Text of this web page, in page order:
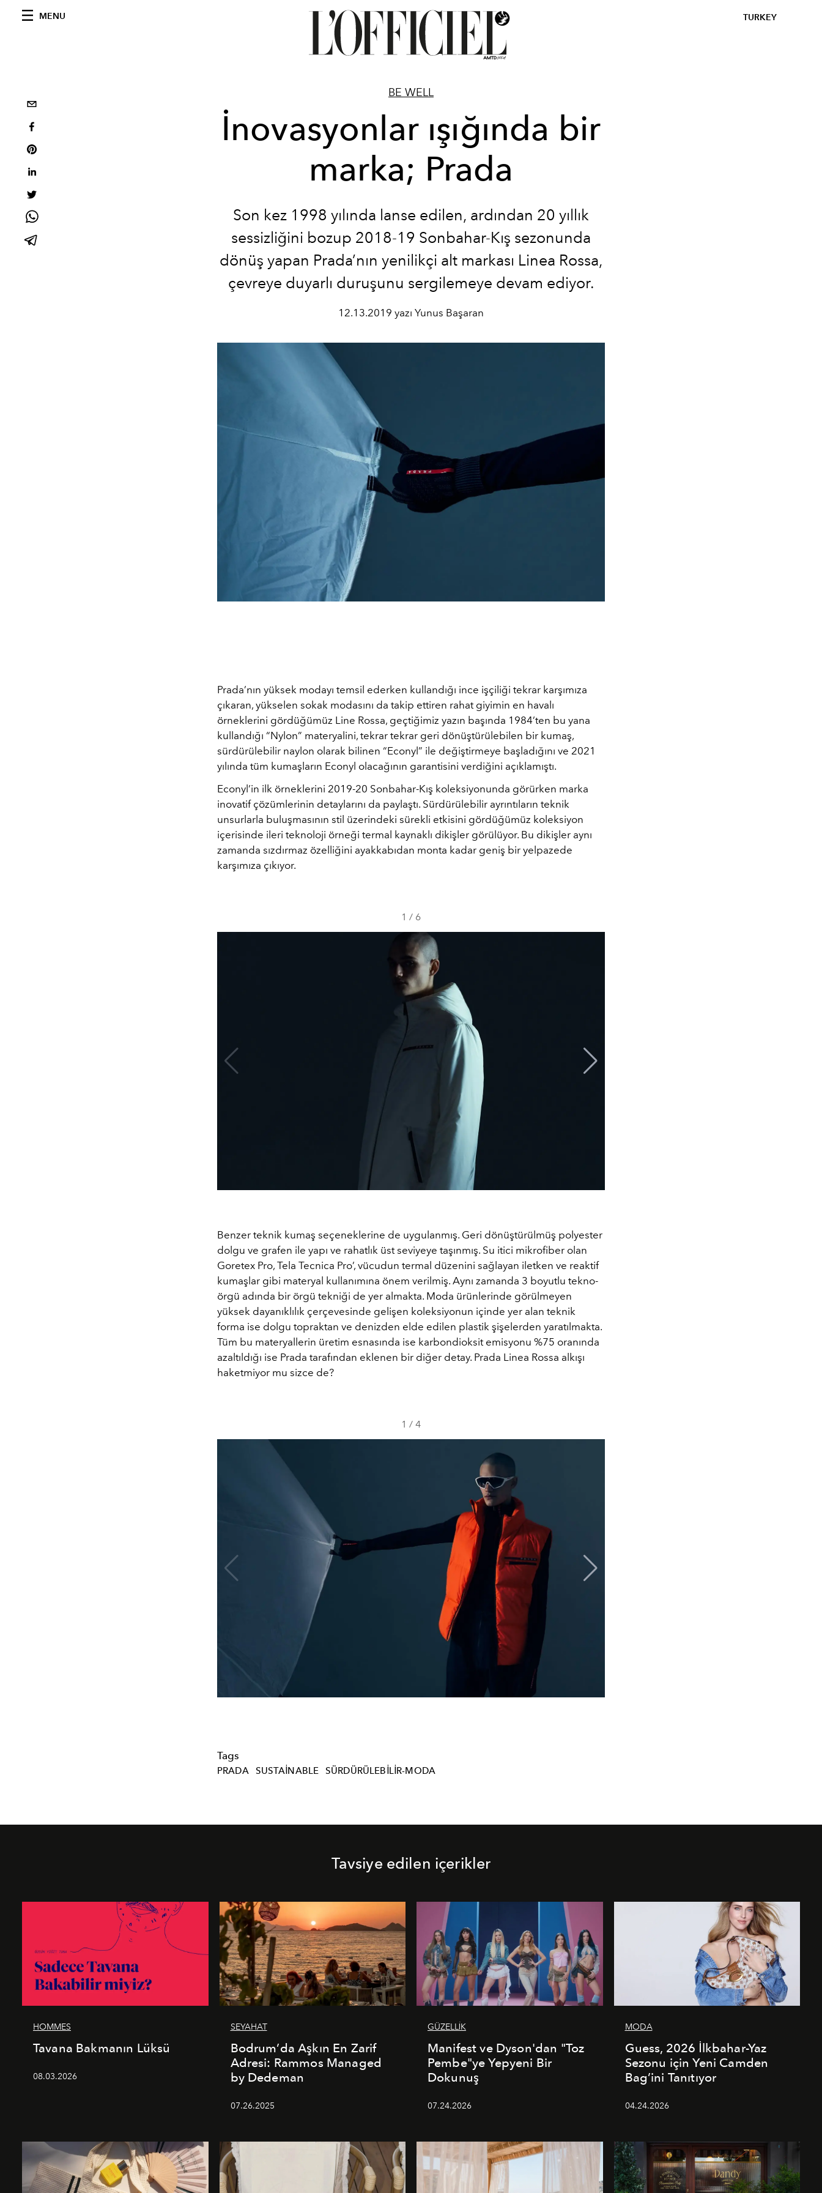
MENU TURKEY
BE WELL
İnovasyonlar ışığında bir
marka; Prada
Son kez 1998 yılında lanse edilen, ardından 20 yıllık
sessizliğini bozup 2018-19 Sonbahar-Kış sezonunda
dönüş yapan Prada’nın yenilikçi alt markası Linea Rossa,
çevreye duyarlı duruşunu sergilemeye devam ediyor.
12.13.2019 yazı Yunus Başaran
Prada’nın yüksek modayı temsil ederken kullandığı ince işçiliği tekrar karşımıza
çıkaran, yükselen sokak modasını da takip ettiren rahat giyimin en havalı
örneklerini gördüğümüz Line Rossa, geçtiğimiz yazın başında 1984’ten bu yana
kullandığı “Nylon” materyalini, tekrar tekrar geri dönüştürülebilen bir kumaş,
sürdürülebilir naylon olarak bilinen “Econyl” ile değiştirmeye başladığını ve 2021
yılında tüm kumaşların Econyl olacağının garantisini verdiğini açıklamıştı.
Econyl’in ilk örneklerini 2019-20 Sonbahar-Kış koleksiyonunda görürken marka
inovatif çözümlerinin detaylarını da paylaştı. Sürdürülebilir ayrıntıların teknik
unsurlarla buluşmasının stil üzerindeki sürekli etkisini gördüğümüz koleksiyon
içerisinde ileri teknoloji örneği termal kaynaklı dikişler görülüyor. Bu dikişler aynı
zamanda sızdırmaz özelliğini ayakkabıdan monta kadar geniş bir yelpazede
karşımıza çıkıyor.
1 / 6
Benzer teknik kumaş seçeneklerine de uygulanmış. Geri dönüştürülmüş polyester
dolgu ve grafen ile yapı ve rahatlık üst seviyeye taşınmış. Su itici mikrofiber olan
Goretex Pro, Tela Tecnica Pro’, vücudun termal düzenini sağlayan iletken ve reaktif
kumaşlar gibi materyal kullanımına önem verilmiş. Aynı zamanda 3 boyutlu tekno-
örgü adında bir örgü tekniği de yer almakta. Moda ürünlerinde görülmeyen
yüksek dayanıklılık çerçevesinde gelişen koleksiyonun içinde yer alan teknik
forma ise dolgu topraktan ve denizden elde edilen plastik şişelerden yaratılmakta.
Tüm bu materyallerin üretim esnasında ise karbondioksit emisyonu %75 oranında
azaltıldığı ise Prada tarafından eklenen bir diğer detay. Prada Linea Rossa alkışı
haketmiyor mu sizce de?
1 / 4
Tags
PRADA SUSTAINABLE SÜRDÜRÜLEBILIR-MODA
Tavsiye edilen içerikler
HOMMES
Tavana Bakmanın Lüksü
08.03.2026
SEYAHAT
Bodrum’da Aşkın En Zarif
Adresi: Rammos Managed
by Dedeman
07.26.2025
GÜZELLİK
Manifest ve Dyson'dan "Toz
Pembe"ye Yepyeni Bir
Dokunuş
07.24.2026
MODA
Guess, 2026 İlkbahar-Yaz
Sezonu için Yeni Camden
Bag’ini Tanıtıyor
04.24.2026